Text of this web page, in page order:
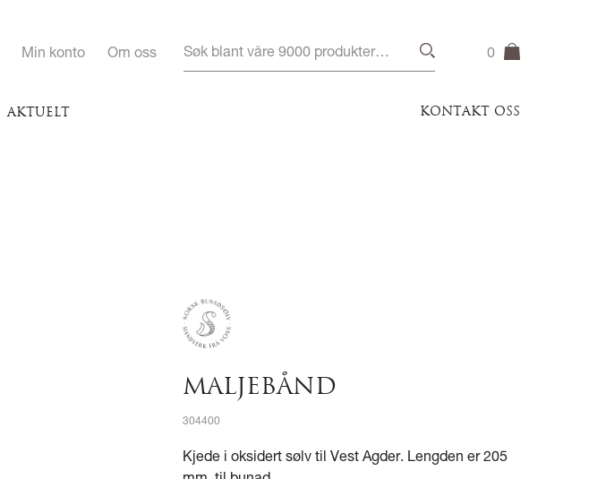
Min konto Om oss 0
AKTUELT KONTAKT OSS
MALJEBÅND
304400
Kjede i oksidert sølv til Vest Agder. Lengden er 205